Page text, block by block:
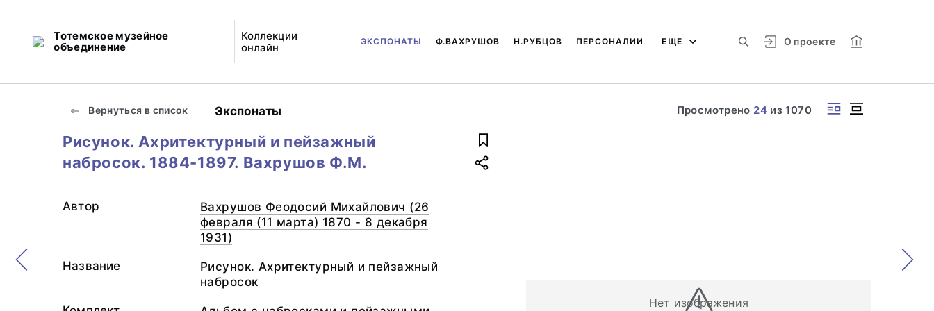
Тотемское музейное
объединение
Коллекции
онлайн
О проекте
ЭКСПОНАТЫ Ф.ВАХРУШОВ Н.РУБЦОВ ПЕРСОНАЛИИ ЕЩЕ
Вернуться в список Экспонаты Просмотрено 24из1070
Нет изображения
Рисунок. Ахритектурный и пейзажный
набросок. 1884-1897. Вахрушов Ф.М.
Автор
Вахрушов Феодосий Михайлович (26
февраля (11 марта) 1870 - 8 декабря
1931)
Название
Рисунок. Ахритектурный и пейзажный
набросок